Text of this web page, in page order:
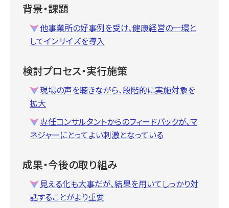
背景・課題
他事業所の好事例を受け、健康経営の一環と
してインサイズを導入
検討プロセス・実行施策
現場の声を聴きながら、段階的に実施対象を
拡大
専任コンサルタントからのフィードバックが、マ
ネジャーにとってよい刺激となっている
成果・今後の取り組み
見える化も大事だが、結果を用いてしっかり対
話することがより重要